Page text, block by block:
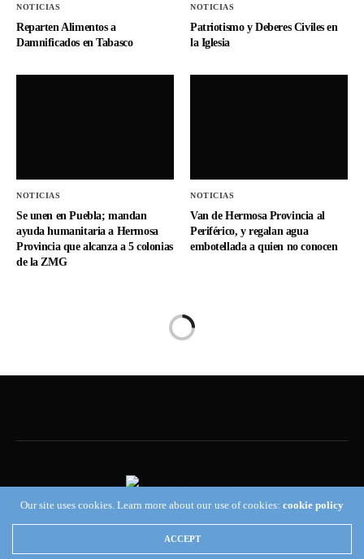
NOTICIAS
Reparten Alimentos a
Damnificados en Tabasco
NOTICIAS
Patriotismo y Deberes Civiles en
la Iglesia
NOTICIAS
Se unen en Puebla; mandan
ayuda humanitaria a Hermosa
Provincia que alcanza a 5 colonias
de la ZMG
NOTICIAS
Van de Hermosa Provincia al
Periférico, y regalan agua
embotellada a quien no conocen
INICIO
Our site uses cookies. Learn more about our use of cookies: cookie policy
ACCEPT